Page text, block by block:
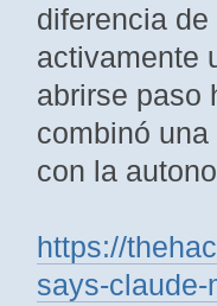
diferencia
activamente
abrirse paso
combinó
con la
https://
says-